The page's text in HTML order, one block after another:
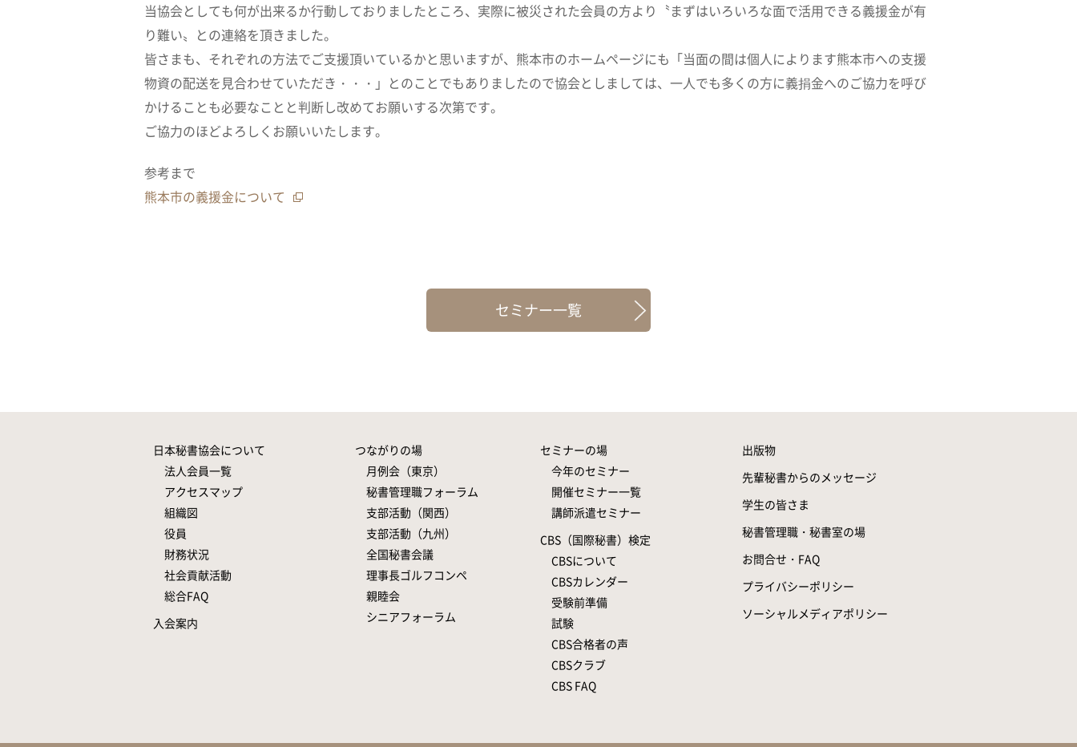
当協会としても何が出来るか行動しておりましたところ、実際に被災された会員の方より〝まずはいろいろな面で活用できる義援金が有
り難い〟との連絡を頂きました。
皆さまも、それぞれの方法でご支援頂いているかと思いますが、熊本市のホームページにも「当面の間は個人によります熊本市への支援
物資の配送を見合わせていただき・・・」とのことでもありましたので協会としましては、一人でも多くの方に義捐金へのご協力を呼び
かけることも必要なことと判断し改めてお願いする次第です。
ご協力のほどよろしくお願いいたします。
参考まで
熊本市の義援金について
セミナー一覧
日本秘書協会について
法人会員一覧
アクセスマップ
組織図
役員
財務状況
社会貢献活動
総合FAQ
入会案内
つながりの場
月例会（東京）
秘書管理職フォーラム
支部活動（関西）
支部活動（九州）
全国秘書会議
理事長ゴルフコンペ
親睦会
シニアフォーラム
セミナーの場
今年のセミナー
開催セミナー一覧
講師派遣セミナー
CBS（国際秘書）検定
CBSについて
CBSカレンダー
受験前準備
試験
CBS合格者の声
CBSクラブ
CBS FAQ
出版物
先輩秘書からのメッセージ
学生の皆さま
秘書管理職・秘書室の場
お問合せ・FAQ
プライバシーポリシー
ソーシャルメディアポリシー